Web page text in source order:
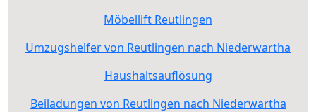
Möbellift Reutlingen
Umzugshelfer von Reutlingen nach Niederwartha
Haushaltsauflösung
Beiladungen von Reutlingen nach Niederwartha